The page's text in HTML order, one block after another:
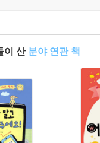
이 산 분야 연관 책